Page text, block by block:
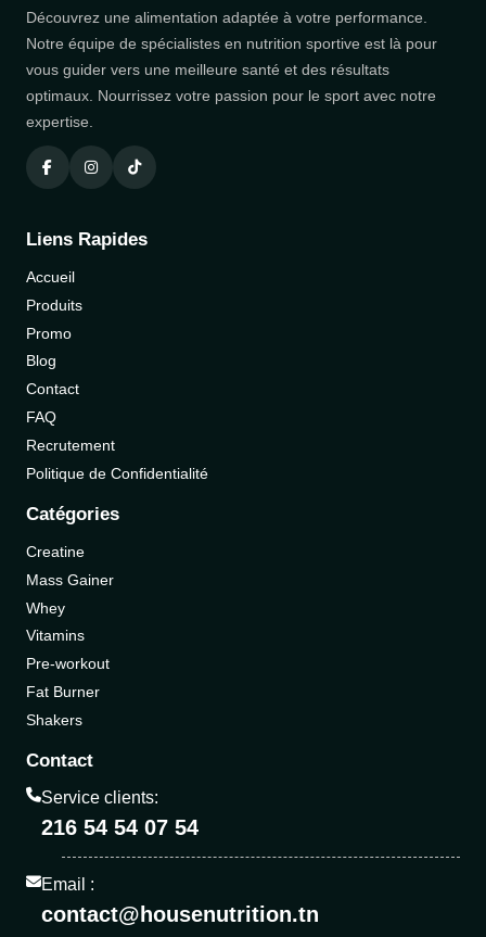
Découvrez une alimentation adaptée à votre performance.
Notre équipe de spécialistes en nutrition sportive est là pour
vous guider vers une meilleure santé et des résultats
optimaux. Nourrissez votre passion pour le sport avec notre
expertise.
Liens Rapides
Accueil
Produits
Promo
Blog
Contact
FAQ
Recrutement
Politique de Confidentialité
Catégories
Creatine
Mass Gainer
Whey
Vitamins
Pre-workout
Fat Burner
Shakers
Contact
Service clients:
216 54 54 07 54
Email :
contact@housenutrition.tn